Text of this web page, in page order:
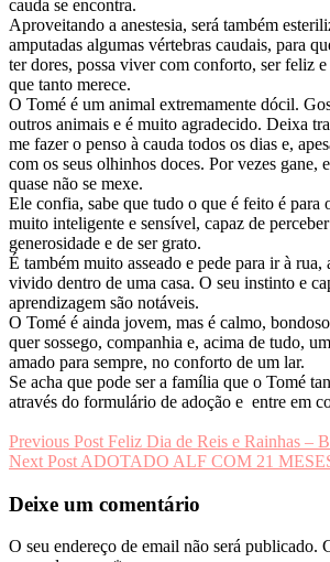
cauda se encontra.
Aproveitando a anestesia, será também
amputadas algumas vértebras caudais, para
ter dores, possa viver com conforto, ser feliz
que tanto merece.
O Tomé é um animal extremamente dócil.
outros animais e é muito agradecido. Deixa
me fazer o penso à cauda todos os dias e,
com os seus olhinhos doces. Por vezes gane,
quase não se mexe.
Ele confia, sabe que tudo o que é feito é para
muito inteligente e sensível, capaz de
generosidade e de ser grato.
É também muito asseado e pede para ir à rua,
vivido dentro de uma casa. O seu instinto e
aprendizagem são notáveis.
O Tomé é ainda jovem, mas é calmo,
quer sossego, companhia e, acima de tudo,
amado para sempre, no conforto de um lar.
Se acha que pode ser a família que o Tomé
através do formulário de adoção e entre em
Navegação
de
artigos
Previous Post Feliz Dia de Reis e Rainhas –
Next Post ADOTADO ALF COM 21
Deixe um comentário
O seu endereço de email não será publicado.